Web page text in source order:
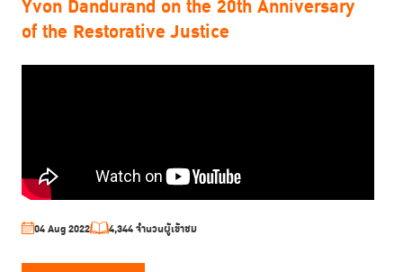
Yvon Dandurand on the 20th Anniversary
of the Restorative Justice
04 Aug 2022 4,344 จำนวนผู้เข้าชม